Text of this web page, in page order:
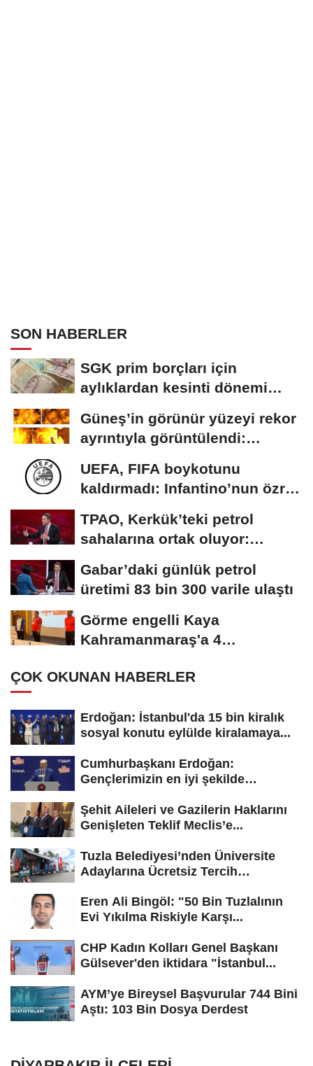
SON HABERLER
SGK prim borçları için
aylıklardan kesinti dönemi
Güneş’in görünür yüzeyi rekor
ayrıntıyla görüntülendi:
UEFA, FIFA boykotunu
kaldırmadı: Infantino’nun özrü
TPAO, Kerkük’teki petrol
sahalarına ortak oluyor:
Gabar’daki günlük petrol
üretimi 83 bin 300 varile ulaştı
Görme engelli Kaya
Kahramanmaraş'a 4
ÇOK OKUNAN HABERLER
Erdoğan: İstanbul'da 15 bin kiralık
sosyal konutu eylülde kiralamaya...
Cumhurbaşkanı Erdoğan:
Gençlerimizin en iyi şekilde
Şehit Aileleri ve Gazilerin Haklarını
Genişleten Teklif Meclis’e...
Tuzla Belediyesi’nden Üniversite
Adaylarına Ücretsiz Tercih
Eren Ali Bingöl: "50 Bin Tuzlalının
Evi Yıkılma Riskiyle Karşı...
CHP Kadın Kolları Genel Başkanı
Gülsever'den iktidara "İstanbul...
AYM’ye Bireysel Başvurular 744 Bini
Aştı: 103 Bin Dosya Derdest